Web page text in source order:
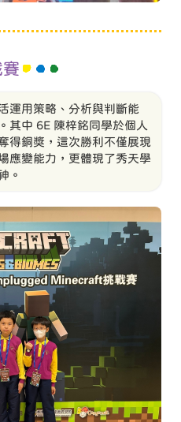
運用策略、分析與判斷能
其中 6E 陳梓銘同學於個人
得銅獎，這次勝利不僅展現
應變能力，更體現了秀天學
。